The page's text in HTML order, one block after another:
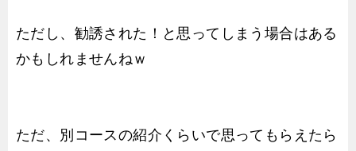
ただし、勧誘された！と思ってしまう場合はある
かもしれませんねｗ
ただ、別コースの紹介くらいで思ってもらえたら